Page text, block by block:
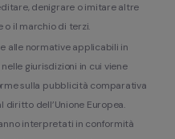
denigrare o imitare altre
o il marchio di terzi.
alle normative applicabili in
giurisdizioni in cui viene
sulla pubblicità comparativa
diritto dell’Unione Europea.
interpretati in conformità